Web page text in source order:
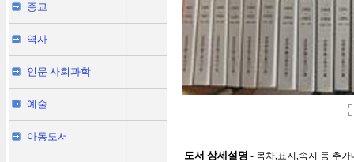
종교
역사
인문 사회과학
예술
아동도서
도서 상세설명 - 목차,표지,속지 등 추가